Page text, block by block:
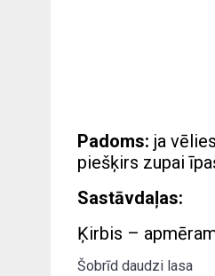
Padoms: ja
piešķirs zupai
Sastāvdaļas:
Ķirbis –
Šobrīd daudzi lasa